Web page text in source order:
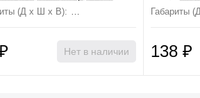
(Д х Ш х В): 8 см×8 см×3 см
Нет в наличии
Габариты
138 ₽